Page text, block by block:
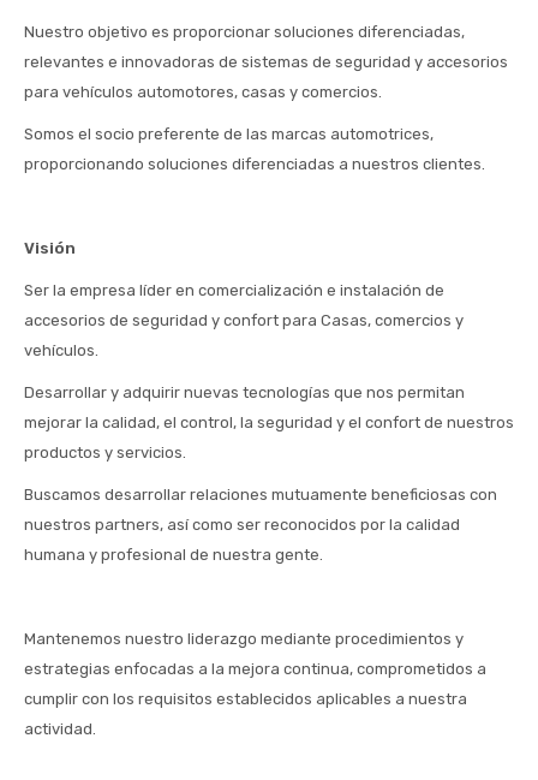
Nuestro objetivo es proporcionar soluciones diferenciadas,
relevantes e innovadoras de sistemas de seguridad y accesorios
para vehículos automotores, casas y comercios.
Somos el socio preferente de las marcas automotrices,
proporcionando soluciones diferenciadas a nuestros clientes.
Visión
Ser la empresa líder en comercialización e instalación de
accesorios de seguridad y confort para Casas, comercios y
vehículos.
Desarrollar y adquirir nuevas tecnologías que nos permitan
mejorar la calidad, el control, la seguridad y el confort de nuestros
productos y servicios.
Buscamos desarrollar relaciones mutuamente beneficiosas con
nuestros partners, así como ser reconocidos por la calidad
humana y profesional de nuestra gente.
Mantenemos nuestro liderazgo mediante procedimientos y
estrategias enfocadas a la mejora continua, comprometidos a
cumplir con los requisitos establecidos aplicables a nuestra
actividad.